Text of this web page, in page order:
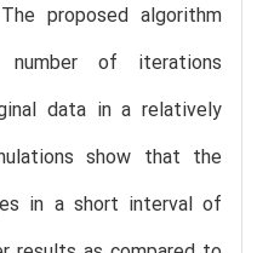
proposed algorithm
number of iterations
data in a relatively
show that the
in a short interval of